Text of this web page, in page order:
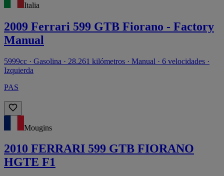
Italia
2009 Ferrari 599 GTB Fiorano - Factory
Manual
5999cc · Gasolina · 28.261 kilómetros · Manual · 6 velocidades ·
Izquierda
PAS
Mougins
2010 FERRARI 599 GTB FIORANO
HGTE F1